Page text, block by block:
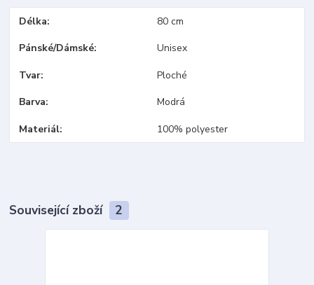
Délka 80 cm
Pánské/Dámské Unisex
Tvar Ploché
Barva Modrá
Materiál 100% polyester
Související zboží 2